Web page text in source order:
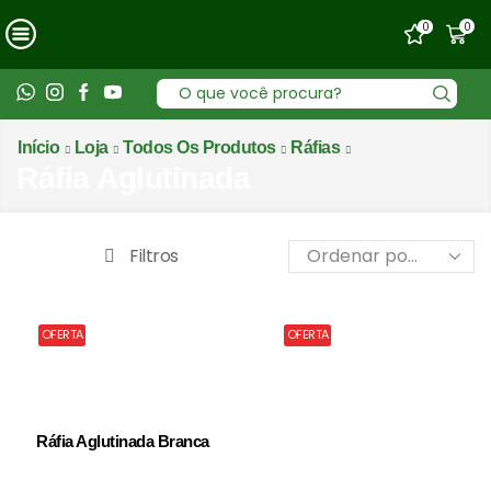
0 0
Entrada
de
pesquisa
Início Loja Todos Os Produtos Ráfias
Filtros
OFERTA
Ráfia Aglutinada Branca
OFERTA